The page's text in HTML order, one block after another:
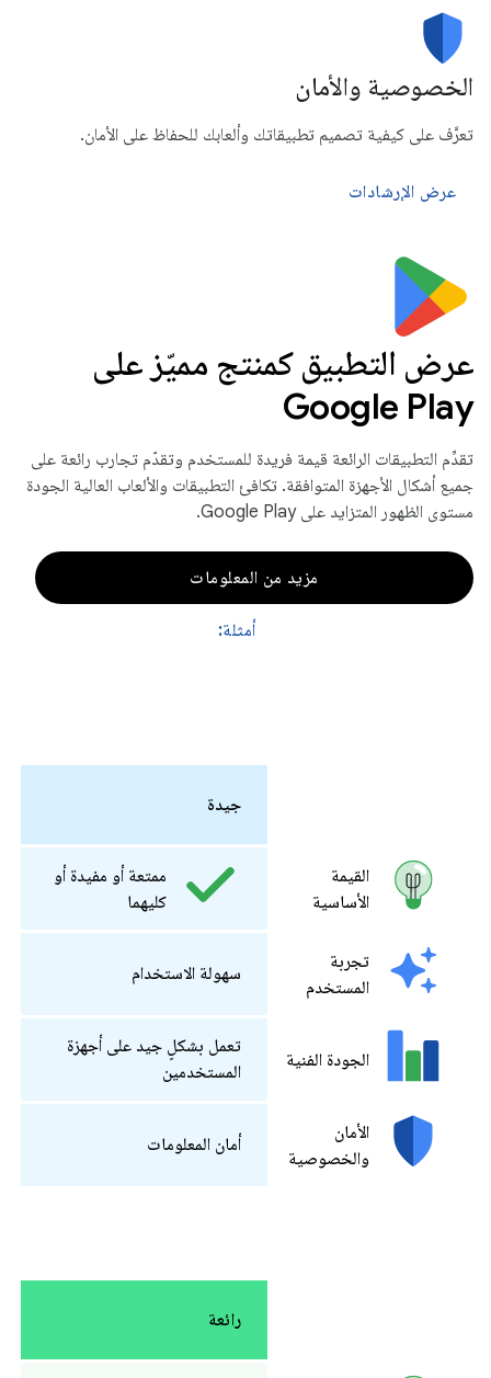
الخصوصية والأمان
تعرَّف على كيفية تصميم تطبيقاتك وألعابك للحفاظ على الأمان.
عرض الإرشادات
عرض التطبيق كمنتج مميّز على
Google Play
تقدِّم التطبيقات الرائعة قيمة فريدة للمستخدم وتقدّم تجارب رائعة على
جميع أشكال الأجهزة المتوافقة. تكافئ التطبيقات والألعاب العالية الجودة
مستوى الظهور المتزايد على Google Play.
مزيد من المعلومات
أمثلة:
جيدة
القيمة
الأساسية
ممتعة أو مفيدة أو
كليهما
تجربة
المستخدم
سهولة الاستخدام
الجودة الفنية
تعمل بشكلٍ جيد على أجهزة
المستخدمين
الأمان
والخصوصية
أمان المعلومات
رائعة